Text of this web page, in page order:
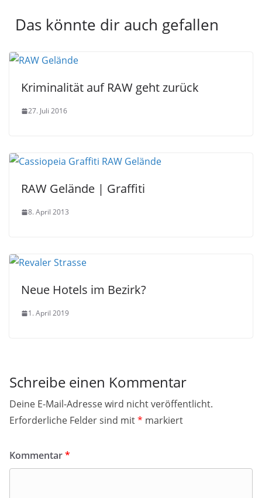
Das könnte dir auch gefallen
Kriminalität auf RAW geht zurück
27. Juli 2016
RAW Gelände | Graffiti
8. April 2013
Neue Hotels im Bezirk?
1. April 2019
Schreibe einen Kommentar
Deine E-Mail-Adresse wird nicht veröffentlicht.
Erforderliche Felder sind mit* markiert
Kommentar*